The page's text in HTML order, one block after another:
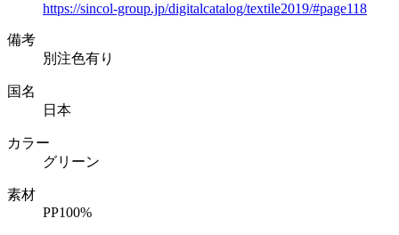
https://sincol-group.jp/digitalcatalog/textile2019/#page118
備考
別注色有り
国名
日本
カラー
グリーン
素材
PP100%